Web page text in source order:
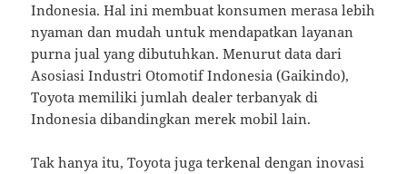
Indonesia. Hal ini membuat konsumen merasa lebih
nyaman dan mudah untuk mendapatkan layanan
purna jual yang dibutuhkan. Menurut data dari
Asosiasi Industri Otomotif Indonesia (Gaikindo),
Toyota memiliki jumlah dealer terbanyak di
Indonesia dibandingkan merek mobil lain.
Tak hanya itu, Toyota juga terkenal dengan inovasi